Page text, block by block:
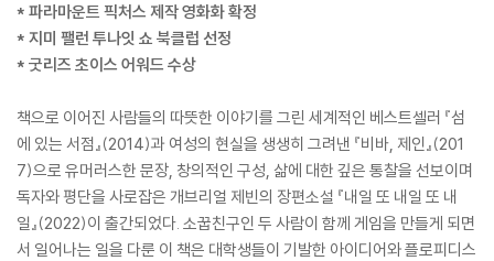
* 파라마운트 픽처스 제작 영화화 확정
* 지미 팰런 투나잇 쇼 북클럽 선정
* 굿리즈 초이스 어워드 수상
책으로 이어진 사람들의 따뜻한 이야기를 그린 세계적인 베스트셀러 『섬
에 있는 서점』(2014)과 여성의 현실을 생생히 그려낸 『비바, 제인』(201
7)으로 유머러스한 문장, 창의적인 구성, 삶에 대한 깊은 통찰을 선보이며
독자와 평단을 사로잡은 개브리얼 제빈의 장편소설 『내일 또 내일 또 내
일』(2022)이 출간되었다. 소꿉친구인 두 사람이 함께 게임을 만들게 되면
서 일어나는 일을 다룬 이 책은 대학생들이 기발한 아이디어와 플로피디스